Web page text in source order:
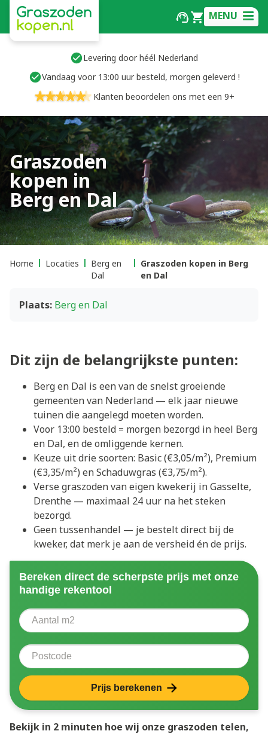
MENU
Levering door héél Nederland
Vandaag voor 13:00 uur besteld, morgen geleverd !
Klanten beoordelen ons met een 9+
Graszoden
kopen in
Berg en Dal
Home Locaties
Berg en
Dal
Graszoden kopen in Berg
en Dal
Plaats: Berg en Dal
Dit zijn de belangrijkste punten:
Berg en Dal is een van de snelst groeiende
gemeenten van Nederland — elk jaar nieuwe
tuinen die aangelegd moeten worden.
Voor 13:00 besteld = morgen bezorgd in heel Berg
en Dal, en de omliggende kernen.
Keuze uit drie soorten: Basic (€3,05/m²), Premium
(€3,35/m²) en Schaduwgras (€3,75/m²).
Verse graszoden van eigen kwekerij in Gasselte,
Drenthe — maximaal 24 uur na het steken
bezorgd.
Geen tussenhandel — je bestelt direct bij de
kweker, dat merk je aan de versheid én de prijs.
Bereken direct de scherpste prijs met onze
handige rekentool
Aantal vierkante meter
Postcode
Prijs berekenen
Bekijk in 2 minuten hoe wij onze graszoden telen,